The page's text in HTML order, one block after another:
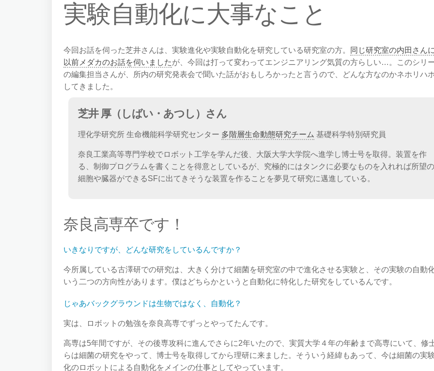
実験自動化に大事なこと
今回お話を伺った芝井さんは、実験進化や実験自動化を研究している研究室の方。
同じ研究室の内田さん
以前メダカのお話を伺いましたが、今回は打って変わってエンジニアリング気質の方らしい…。このシリ
の編集担当さんが、所内の研究発表会で聞いた話がおもしろかったと言うので、どんな方なのかネホリハ
してきました。
芝井 厚（しばい・あつし）さん
理化学研究所 生命機能科学研究センター 多階層生命動態研究チーム 基礎科学特別研究員
奈良工業高等専門学校でロボット工学を学んだ後、大阪大学大学院へ進学し博士号を取得。装置を作
る、制御プログラムを書くことを得意としているが、究極的にはタンクに必要なものを入れれば所望の
細胞や臓器ができるSFに出てきそうな装置を作ることを夢見て研究に邁進している。
奈良高専卒です！
いきなりですが、どんな研究をしているんですか？
今所属している古澤研での研究は、大きく分けて細菌を研究室の中で進化させる実験と、その実験の自動
いう二つの方向性があります。僕はどちらかというと自動化に特化した研究をしているんです。
じゃあバックグラウンドは生物ではなく、自動化？
実は、ロボットの勉強を奈良高専でずっとやってたんです。
高専は5年間ですが、その後専攻科に進んでさらに2年いたので、実質大学４年の年齢まで高専にいて、修
らは細菌の研究をやって、博士号を取得してから理研に来ました。そういう経緯もあって、今は細菌の実
化のロボットによる自動化をメインの仕事としてやっています。